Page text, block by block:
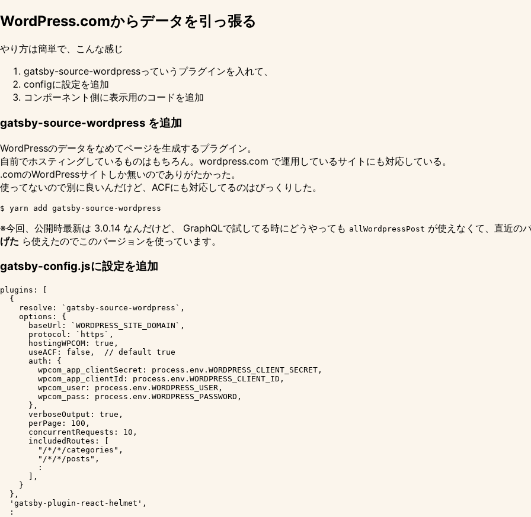
WordPress.comからデータを引っ張る
やり方は簡単で、こんな感じ
gatsby-source-wordpressっていうプラグインを入れて、
configに設定を追加
コンポーネント側に表示用のコードを追加
gatsby-source-wordpress を追加
WordPressのデータをなめてページを生成するプラグイン。
自前でホスティングしているものはもちろん。 wordpress.com で運用しているサイトにも対応している。
.comのWordPressサイトしか無いのでありがたかった。
使ってないので別に良いんだけど、ACFにも対応してるのはびっくりした。
※今回、公開時最新は 3.0.14 なんだけど、 GraphQLで試してる時にどうやっても allWordpressPost が使えなくて、直近の
げた ら使えたのでこのバージョンを使っています。
gatsby-config.jsに設定を追加
plugins: [
  {
    resolve: `gatsby-source-wordpress`,
    options: {
      baseUrl: `WORDPRESS_SITE_DOMAIN`,
      protocol: `https`,
      hostingWPCOM: true,
      useACF: false,  // default true
      auth: {
        wpcom_app_clientSecret: process.env.WORDPRESS_CLIENT_SECRET,
        wpcom_app_clientId: process.env.WORDPRESS_CLIENT_ID,
        wpcom_user: process.env.WORDPRESS_USER,
        wpcom_pass: process.env.WORDPRESS_PASSWORD,
      },
      verboseOutput: true,
      perPage: 100,
      concurrentRequests: 10,
      includedRoutes: [
        "/*/*/categories",
        "/*/*/posts",
        :
      ],
    }
  },
  'gatsby-plugin-react-helmet',
  :